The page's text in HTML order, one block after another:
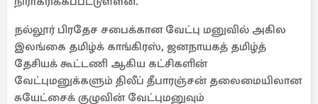
நல்லூர் பிரதேச சபைக்கான வேட்பு மனுவில் அகில
இலங்கை தமிழ்க் காங்கிரஸ், ஜனநாயகத் தமிழ்த்
தேசியக் கூட்டணி ஆகிய கட்சிகளின்
வேட்புமனுக்களும் திலீப் தீபாரஞ்சன் தலைமையிலான
சுயேட்சைக் குழுவின் வேட்புமனுவும்